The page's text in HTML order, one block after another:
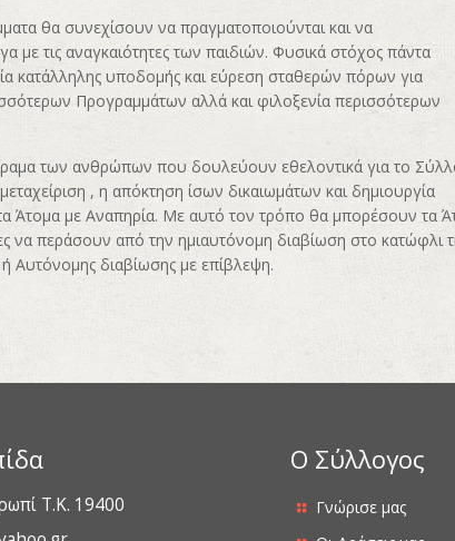
θα συνεχίσουν να πραγματοποιούνται και να
με τις αναγκαιότητες των παιδιών. Φυσικά στόχος πάντα
κατάλληλης υποδομής και εύρεση σταθερών πόρων για
Προγραμμάτων αλλά και φιλοξενία περισσότερων
των ανθρώπων που δουλεύουν εθελοντικά για το
μεταχείριση , η απόκτηση ίσων δικαιωμάτων και δημιουργία
Άτομα με Αναπηρία. Με αυτό τον τρόπο θα μπορέσουν τα
να περάσουν από την ημιαυτόνομη διαβίωση στο κατώφλι
Αυτόνομης διαβίωσης με επίβλεψη.
Τ.Κ. 19400
Ο Σύλλογος
Γνώρισε μας